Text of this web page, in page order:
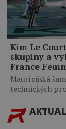
Kim Le
skupiny a
France
Maurícijská
technických